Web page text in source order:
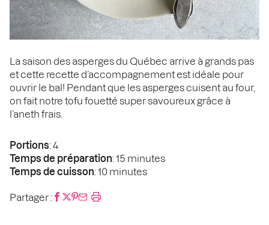
La saison des asperges du Québec arrive à grands pas
et cette recette d’accompagnement est idéale pour
ouvrir le bal! Pendant que les asperges cuisent au four,
on fait notre tofu fouetté super savoureux grâce à
l’aneth frais.
Portions: 4
Temps de préparation: 15 minutes
Temps de cuisson: 10 minutes
Partager :